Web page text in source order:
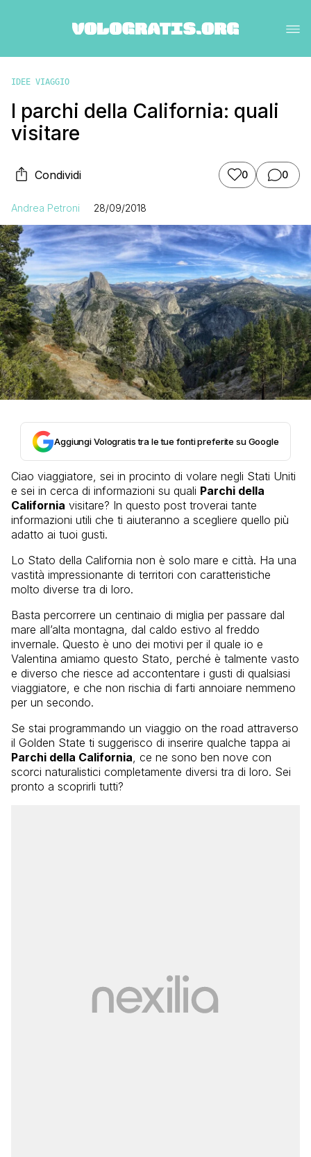
IDEE VIAGGIO
I parchi della California: quali
visitare
Condividi 0 0
Andrea Petroni 28/09/2018
Aggiungi Vologratis tra le tue fonti preferite su Google
Ciao viaggiatore, sei in procinto di volare negli Stati Uniti
e sei in cerca di informazioni su quali Parchi della
California visitare? In questo post troverai tante
informazioni utili che ti aiuteranno a scegliere quello più
adatto ai tuoi gusti.
Lo Stato della California non è solo mare e città. Ha una
vastità impressionante di territori con caratteristiche
molto diverse tra di loro.
Basta percorrere un centinaio di miglia per passare dal
mare all’alta montagna, dal caldo estivo al freddo
invernale. Questo è uno dei motivi per il quale io e
Valentina amiamo questo Stato, perché è talmente vasto
e diverso che riesce ad accontentare i gusti di qualsiasi
viaggiatore, e che non rischia di farti annoiare nemmeno
per un secondo.
Se stai programmando un viaggio on the road attraverso
il Golden State ti suggerisco di inserire qualche tappa ai
Parchi della California , ce ne sono ben nove con
scorci naturalistici completamente diversi tra di loro. Sei
pronto a scoprirli tutti?